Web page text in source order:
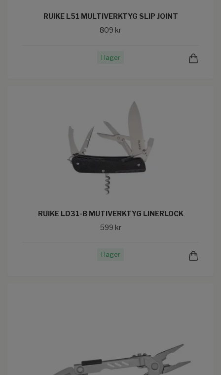
RUIKE L51 MULTIVERKTYG SLIP JOINT
809 kr
I lager
RUIKE LD31-B MUTIVERKTYG LINERLOCK
599 kr
I lager